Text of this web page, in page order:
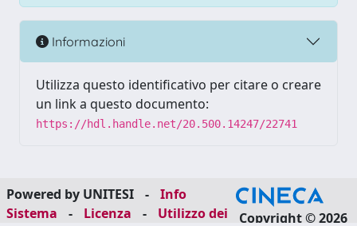
Informazioni
Utilizza questo identificativo per citare o creare
un link a questo documento:
https://hdl.handle.net/20.500.14247/22741
Powered by UNITESI -
Info
Sistema
- Licenza -
Utilizzo dei
Copyright © 2026